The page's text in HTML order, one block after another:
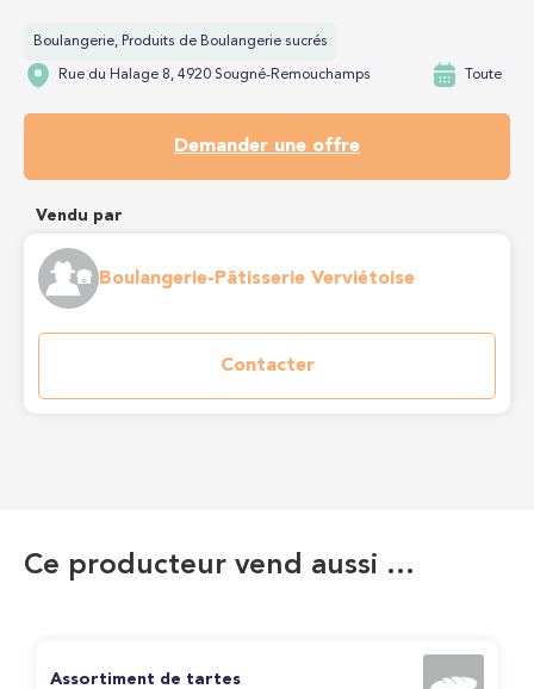
Boulangerie, Produits de Boulangerie sucrés
Rue du Halage 8, 4920 Sougné-Remouchamps Toute
Demander une offre
Vendu par
Boulangerie-Pâtisserie Verviétoise
Contacter
Ce producteur vend aussi …
Assortiment de tartes